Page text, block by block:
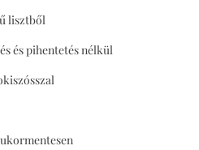
lisztből
és pihentetés nélkül